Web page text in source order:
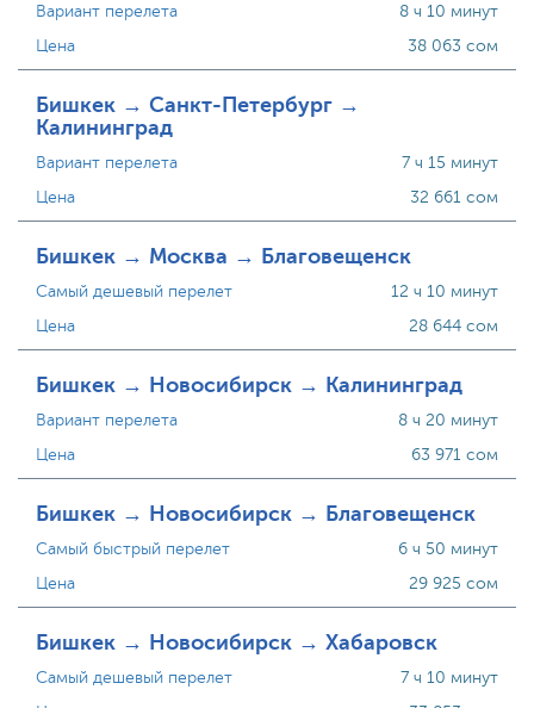
Вариант перелета
Цена
8 ч 10 минут
38 063 сом
Бишкек → Санкт-Петербург →
Калининград
Вариант перелета
Цена
7 ч 15 минут
32 661 сом
Бишкек → Москва → Благовещенск
Самый дешевый перелет
Цена
12 ч 10 минут
28 644 сом
Бишкек → Новосибирск → Калининград
Вариант перелета
Цена
8 ч 20 минут
63 971 сом
Бишкек → Новосибирск → Благовещенск
Самый быстрый перелет
Цена
6 ч 50 минут
29 925 сом
Бишкек → Новосибирск → Хабаровск
Самый дешевый перелет
7 ч 10 минут